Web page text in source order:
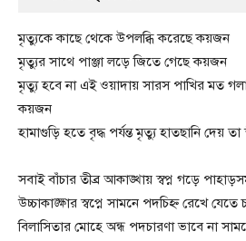
মৃত্যুকে কাছে থেকে উপলব্ধি করেছে কয়জন
মৃত্যুর সাথে পাঞ্জা লড়ে জিতে গেছে কয়জন
মৃত্যু হবে না এই ওয়াদায় সারস পাখির মত গলা
কয়জন
হামাগুড়ি হতে বৃদ্ধ পর্যন্ত মৃত্যু হাতছানি দেয়
সবাই বাঁচার তীব্র আকাঙ্খায় স্বপ্ন গড়ে
উচ্চাকাঙ্ক্ষার স্বপ্নে সামনে পদচিহ্ন রেখে যেতে
বিলাসিতার মোহে অন্ধ পদচারণা ভাবে না